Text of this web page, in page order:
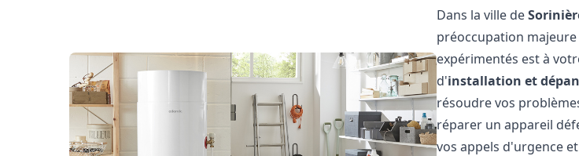
Dans la ville de
préoccupation
expérimentés est à
d'installation et
résoudre vos
réparer un appareil
vos appels d'urgence